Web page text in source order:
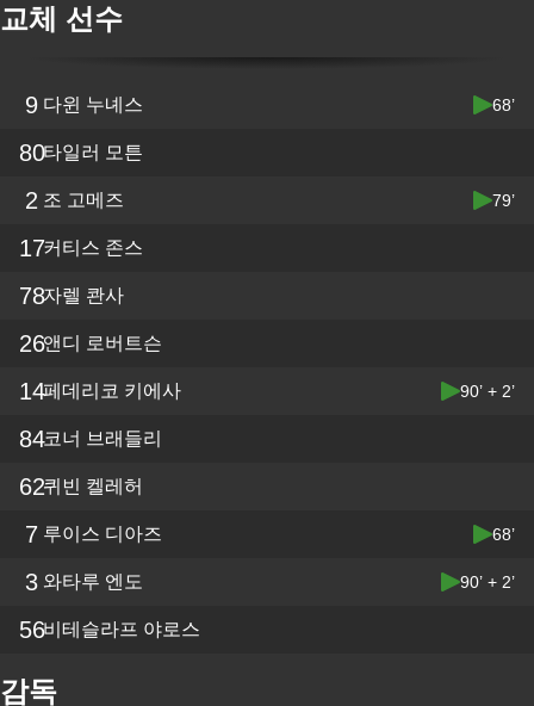
교체 선수
9 다윈 누녜스 68’
80타일러 모튼
2 조 고메즈 79’
17커티스 존스
78자렐 콴사
26앤디 로버트슨
14페데리코 키에사 90’ + 2’
84코너 브래들리
62퀴빈 켈레허
7 루이스 디아즈 68’
3 와타루 엔도 90’ + 2’
56비테슬라프 야로스
감독